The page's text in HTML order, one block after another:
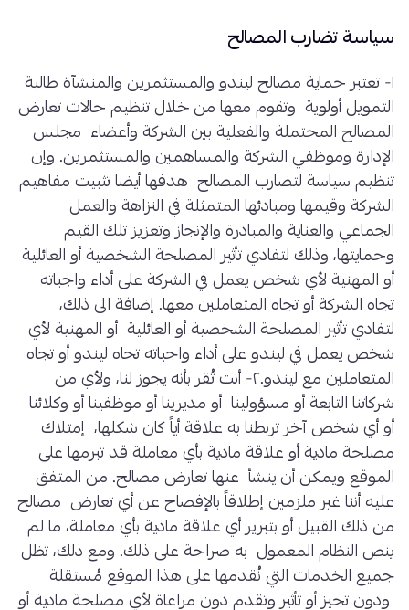
سياسة تضارب المصالح
١- تعتبر حماية مصالح ليندو والمستثمرين والمنشآة طالبة
التمويل أولوية وتقوم معها من خلال تنظيم حالات تعارض
المصالح المحتملة والفعلية بين الشركة وأعضاء مجلس
الإدارة وموظفي الشركة والمساهمين والمستثمرين. وإن
تنظيم سياسة لتضارب المصالح هدفها أيضا تثبيت مفاهيم
الشركة وقيمها ومبادئها المتمثلة في النزاهة والعمل
الجماعي والعناية والمبادرة والإنجاز وتعزيز تلك القيم
وحمايتها، وذلك لتفادي تأثير المصلحة الشخصية أو العائلية
أو المهنية لأي شخص يعمل في الشركة على أداء واجباته
تجاه الشركة أو تجاه المتعاملين معها. إضافة الى ذلك،
لتفادي تأثير المصلحة الشخصية أو العائلية أو المهنية لأي
شخص يعمل في ليندو على أداء واجباته تجاه ليندو أو تجاه
المتعاملين مع ليندو.٢- أنت تُقر بأنه يجوز لنا، ولأي من
شركاتنا التابعة أو مسؤولينا أو مديرينا أو موظفينا أو وكلائنا
أو أي شخص آخر تربطنا به علاقة أياً كان شكلها، إمتلاك
مصلحة مادية أو علاقة مادية بأي معاملة قد تبرمها على
الموقع ويمكن أن ينشأ عنها تعارض مصالح. من المتفق
عليه أننا غير ملزمين إطلاقاً بالإفصاح عن أي تعارض مصالح
من ذلك القبيل أو بتبرير أي علاقة مادية بأي معاملة، ما لم
ينص النظام المعمول به صراحة على ذلك. ومع ذلك، تظل
جميع الخدمات التي نُقدمها على هذا الموقع مُستقلة
ودون تحيز أو تأثير وتقدم دون مراعاة لأي مصلحة مادية أو